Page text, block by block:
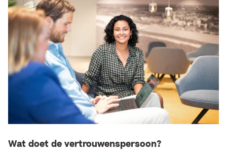
Wat doet de vertrouwenspersoon?